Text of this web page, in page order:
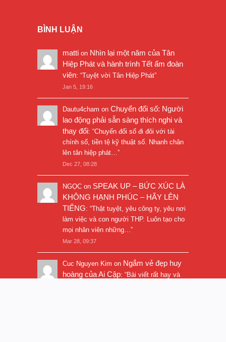
BÌNH LUẬN
matti on Nhìn lại một năm của Tân
Hiệp Phát và hành trình Tết ấm đoàn
viên: “Tuyệt vời Tân Hiệp Phát”
Jan 5, 19:16
Dautu4cham on Chuyển đổi số: Người
lao động phải sẵn sàng thích nghi và
thay đổi: “Chuyển đổi số đi đôi với tài
chính số, tiền tệ kỹ thuật số. Nhanh chân
lên tân hiệp phát… ”
Dec 27, 08:28
NGỌC on SPEAK UP – BỨC XÚC LÀ
KHÔNG HẠNH PHÚC – HÃY LÊN
TIẾNG: “Thật tuyệt, yêu công ty, yêu nơi
làm việc và con người THP. Luôn tạo cho
mọi nhân viên những… ”
Mar 28, 09:37
Cuc Nguyen Kim on Ngắm vẻ đẹp huy
hoàng của Ai Cập: “Bài viết rất hay và